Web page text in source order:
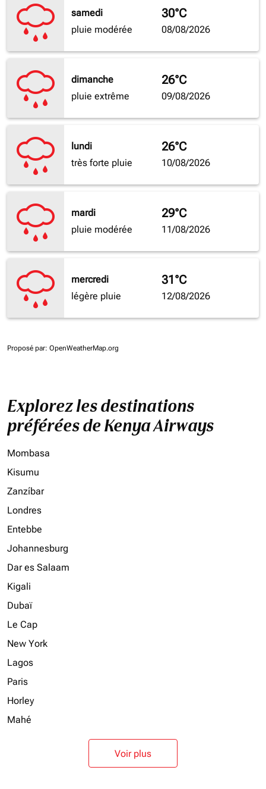
samedi
pluie modérée
30°C
08/08/2026
dimanche
pluie extrême
26°C
09/08/2026
lundi
très forte pluie
26°C
10/08/2026
mardi
pluie modérée
29°C
11/08/2026
mercredi
légère pluie
31°C
12/08/2026
Proposé par: OpenWeatherMap.org
Explorez les destinations
préférées de Kenya Airways
Mombasa
Kisumu
Zanzíbar
Londres
Entebbe
Johannesburg
Dar es Salaam
Kigali
Dubaï
Le Cap
New York
Lagos
Paris
Horley
Mahé
Voir plus